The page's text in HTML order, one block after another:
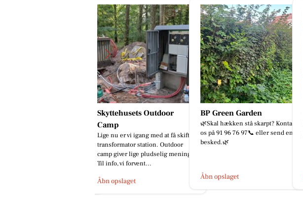
BP Green Garden
🌿Skal hækken stå skarpt? Kontant
os på 91 96 76 97📞 eller send en
besked.🌿
Åbn opslaget
God isolering ApS
Skal vi prank sælgerne næste
gang?😂
Åbn opslaget